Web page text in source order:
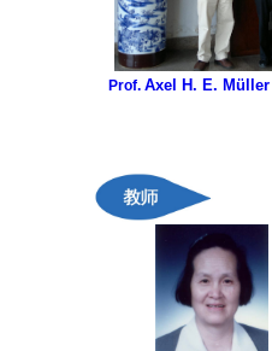
Prof. Axel H. E. Müller